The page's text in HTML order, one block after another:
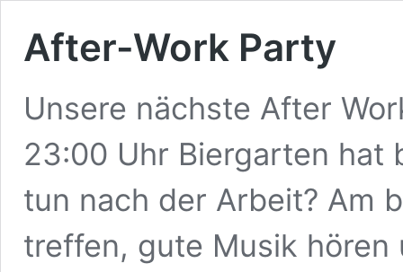
After-Work Party
Unsere nächste After
23:00 Uhr Biergarten hat
tun nach der Arbeit? Am
treffen, gute Musik hören